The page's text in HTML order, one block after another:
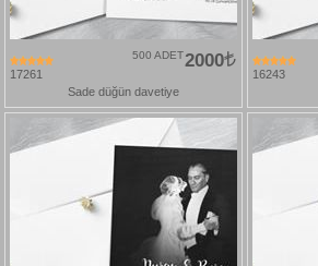
17261
2000
500 ADET
Sade düğün davetiye
16243